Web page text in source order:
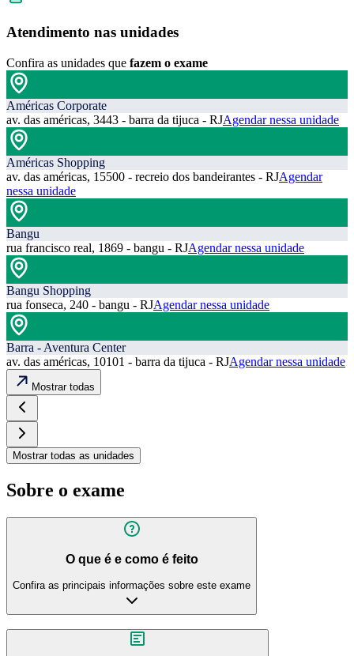
Atendimento nas unidades
Confira as unidades que fazem o exame
Américas Corporate
av. das américas, 3443 - barra da tijuca - RJAgendar nessa unidade
Américas Shopping
av. das américas, 15500 - recreio dos bandeirantes - RJAgendar
nessa unidade
Bangu
rua francisco real, 1869 - bangu - RJAgendar nessa unidade
Bangu Shopping
rua fonseca, 240 - bangu - RJAgendar nessa unidade
Barra - Aventura Center
av. das américas, 10101 - barra da tijuca - RJAgendar nessa unidade
Mostrar todas
Mostrar todas as unidades
Sobre o exame
O que é e como é feito
Confira as principais informações sobre este exame